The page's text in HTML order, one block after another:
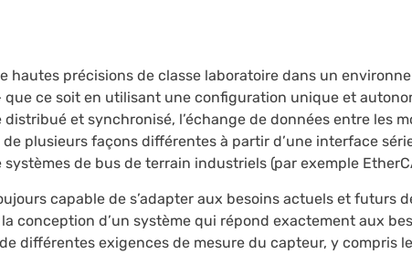
hautes précisions de classe laboratoire dans un
ce soit en utilisant une configuration unique et
et synchronisé, l’échange de données entre les
plusieurs façons différentes à partir d’une interface
de bus de terrain industriels (par exemple
capable de s’adapter aux besoins actuels et futurs
conception d’un système qui répond exactement aux
différentes exigences de mesure du capteur, y compris